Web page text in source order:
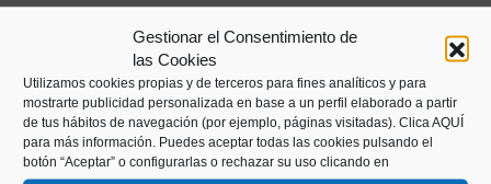
Gestionar el Consentimiento de
las Cookies
Utilizamos cookies propias y de terceros para fines analíticos y para
mostrarte publicidad personalizada en base a un perfil elaborado a partir
de tus hábitos de navegación (por ejemplo, páginas visitadas). Clica AQUÍ
para más información. Puedes aceptar todas las cookies pulsando el
botón “Aceptar” o configurarlas o rechazar su uso clicando en